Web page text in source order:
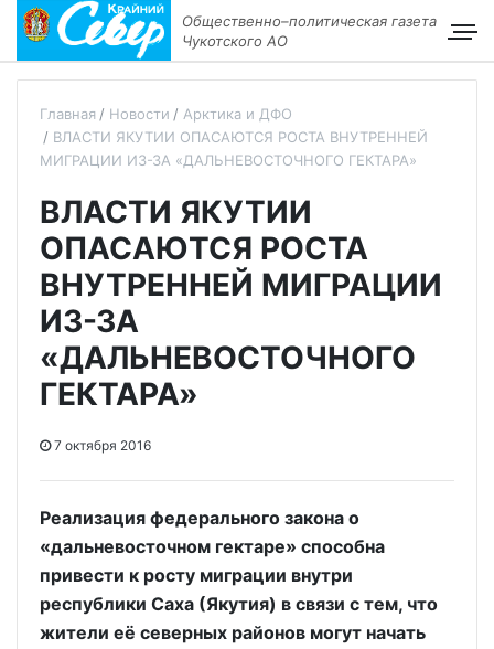
Общественно–политическая газета
Чукотского АО
Главная Новости
Арктика и ДФО
ВЛАСТИ ЯКУТИИ ОПАСАЮТСЯ РОСТА ВНУТРЕННЕЙ
МИГРАЦИИ ИЗ-ЗА «ДАЛЬНЕВОСТОЧНОГО ГЕКТАРА»
ВЛАСТИ ЯКУТИИ
ОПАСАЮТСЯ РОСТА
ВНУТРЕННЕЙ МИГРАЦИИ
ИЗ-ЗА
«ДАЛЬНЕВОСТОЧНОГО
ГЕКТАРА»
7 октября 2016
Реализация федерального закона о
«дальневосточном гектаре» способна
привести к росту миграции внутри
республики Саха (Якутия) в связи с тем, что
жители её северных районов могут начать